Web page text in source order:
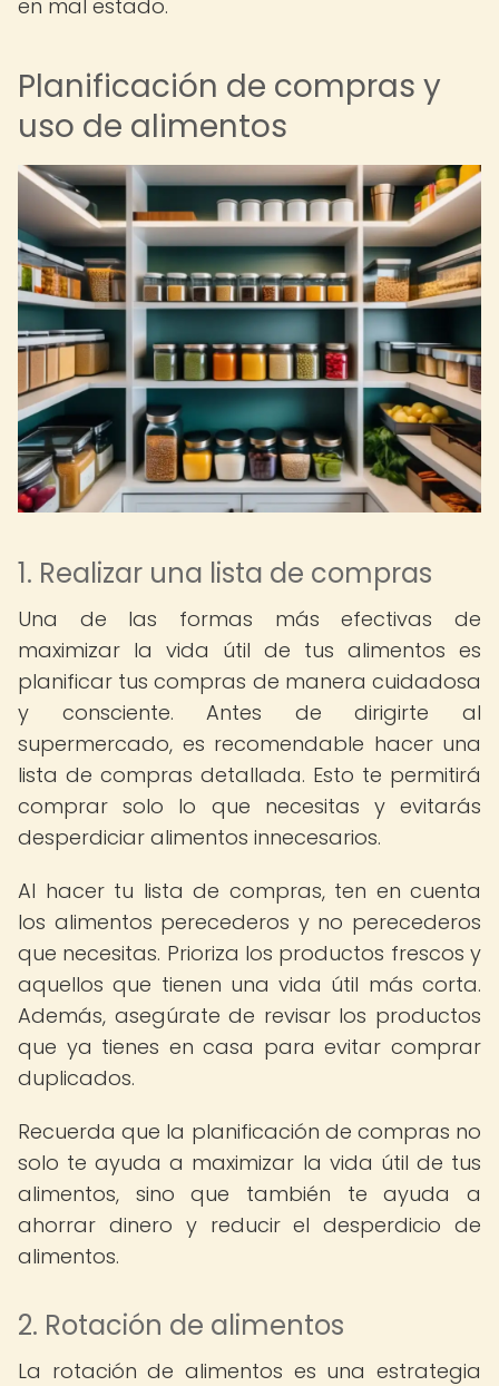
en mal estado.
Planificación de compras y
uso de alimentos
1. Realizar una lista de compras
Una de las formas más efectivas de
maximizar la vida útil de tus alimentos es
planificar tus compras de manera cuidadosa
y consciente. Antes de dirigirte al
supermercado, es recomendable hacer una
lista de compras detallada. Esto te permitirá
comprar solo lo que necesitas y evitarás
desperdiciar alimentos innecesarios.
Al hacer tu lista de compras, ten en cuenta
los alimentos perecederos y no perecederos
que necesitas. Prioriza los productos frescos y
aquellos que tienen una vida útil más corta.
Además, asegúrate de revisar los productos
que ya tienes en casa para evitar comprar
duplicados.
Recuerda que la planificación de compras no
solo te ayuda a maximizar la vida útil de tus
alimentos, sino que también te ayuda a
ahorrar dinero y reducir el desperdicio de
alimentos.
2. Rotación de alimentos
La rotación de alimentos es una estrategia